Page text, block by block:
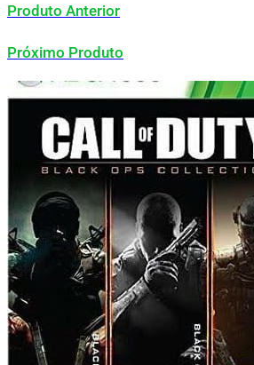
Produto Anterior
Próximo Produto